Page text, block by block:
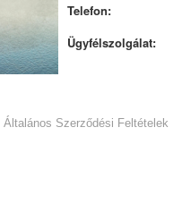
Telefon:
Ügyfélszolgálat:
Általános Szerződési Feltételek